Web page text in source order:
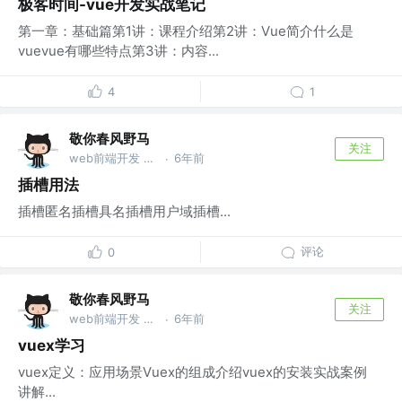
极客时间-vue开发实战笔记
第一章：基础篇第1讲：课程介绍第2讲：Vue简介什么是
vuevue有哪些特点第3讲：内容...
4 1
敬你春风野马
web前端开发 @wu · 6年前
关注
插槽用法
插槽匿名插槽具名插槽用户域插槽...
0 评论
敬你春风野马
web前端开发 @wu · 6年前
关注
vuex学习
vuex定义：应用场景Vuex的组成介绍vuex的安装实战案例
讲解...